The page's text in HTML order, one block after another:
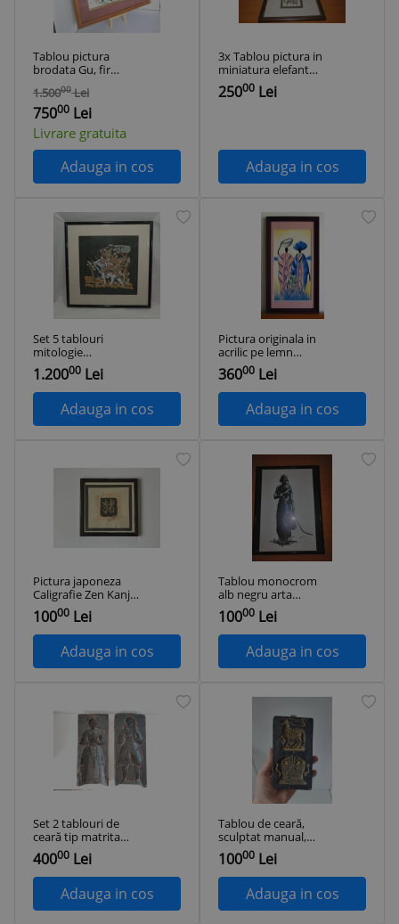
Tablou pictura
brodata Gu, fir
matase, rama
originala - scoala
Xiang Xiu, China
1.50000 Lei
75000 Lei
Livrare gratuita
Adauga in cos
3x Tablou pictura in
miniatura elefant
traditional India
pictat manual pe
25000 Lei
Adauga in cos
Set 5 tablouri
mitologie
Indonezia, broderie,
pictura, vintage
1.20000 Lei
Adauga in cos
Pictura originala in
acrilic pe lemn
sculptat, arta tribala
africana 35x66cm
36000 Lei
Adauga in cos
Pictura japoneza
Caligrafie Zen Kanji
Artă Kakejiku pictat
manual
10000 Lei
Adauga in cos
Tablou monocrom
alb negru arta
tribala Africa femeie
indigena
reproducere
printata fotografie
semnata in rama
10000 Lei
Adauga in cos
Set 2 tablouri de
ceară tip matrita
pentru martipan,
sculptat manual,
artă germana,
pentru agățat pe
perete, 30x13x4cm,
40000 Lei
Adauga in cos
Tablou de ceară,
sculptat manual,
artă germană
bavareza, pentru
agățat pe perete,
13x7x2cm, vintage,
2 imagini: oaie si cos
10000 Lei
Adauga in cos